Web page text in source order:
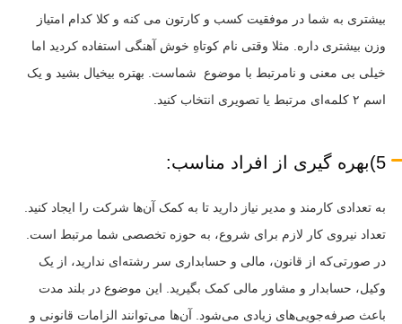
بیشتری به شما در موفقیت کسب و کارتون می کنه و کلا کدام امتیاز
وزن بیشتری داره. مثلا وقتی نام کوتاهِ خوش آهنگی استفاده کردید اما
خیلی بی معنی و نامرتبط با موضوع شماست. بهتره بیخیال بشید و یک
اسم ۲ کلمه‌ای مرتبط یا تصویری انتخاب کنید.
5)بهره گیری از افراد مناسب:
به تعدادی کارمند و مدیر نیاز دارید تا به کمک آن‌ها شرکت را ایجاد کنید.
تعداد نیروی کار لازم برای شروع، به حوزه تخصصی شما مرتبط است.
در صورتی‌که از قانون، مالی و حسابداری سر رشته‌ای ندارید، از یک
وکیل، حسابدار و مشاور مالی کمک بگیرید. این موضوع در بلند مدت
باعث صرفه‌جویی‌های زیادی می‌شود. آن‌ها می‌توانند الزامات قانونی و